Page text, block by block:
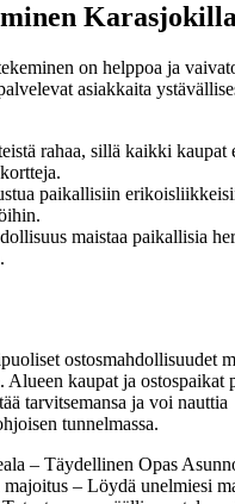
Karasjokilla
on helppoa ja
asiakkaita
rahaa, sillä kaikki kaupat
paikallisiin
maistaa paikallisia
ostosmahdollisuudet
kaupat ja ostospaikat
tarvitsemansa ja voi nauttia
tunnelmassa.
– Täydellinen Opas
majoitus – Löydä unelmiesi